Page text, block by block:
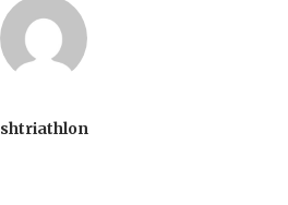
shtriathlon